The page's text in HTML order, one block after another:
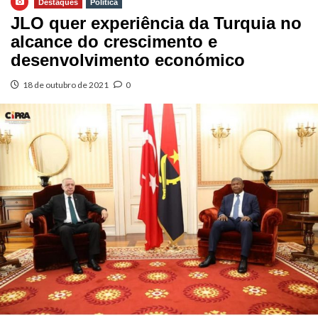
Destaques Politica
JLO quer experiência da Turquia no
alcance do crescimento e
desenvolvimento económico
18 de outubro de 2021 0